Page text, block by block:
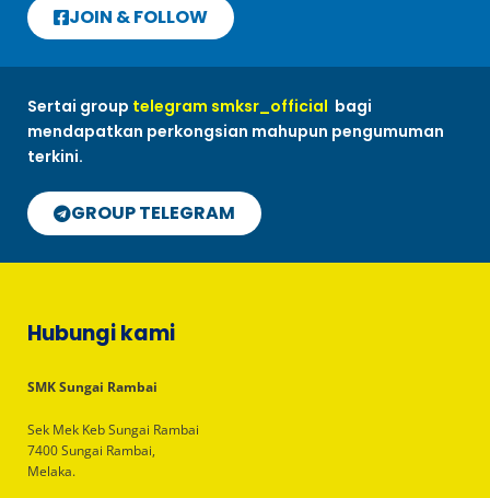
JOIN & FOLLOW
Sertai group telegram smksr_official bagi
mendapatkan perkongsian mahupun pengumuman
terkini.
GROUP TELEGRAM
Hubungi kami
SMK Sungai Rambai
Sek Mek Keb Sungai Rambai
7400 Sungai Rambai,
Melaka.